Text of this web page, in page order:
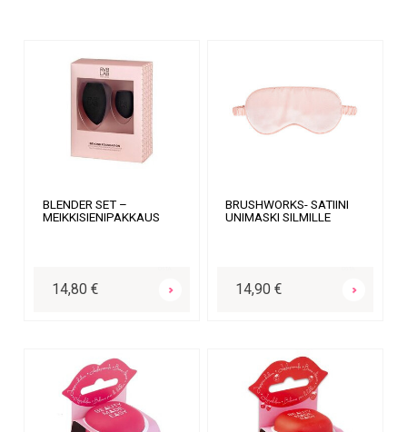
BLENDER SET –
MEIKKISIENIPAKKAUS
14,80 €
BRUSHWORKS- SATIINI
UNIMASKI SILMILLE
14,90 €